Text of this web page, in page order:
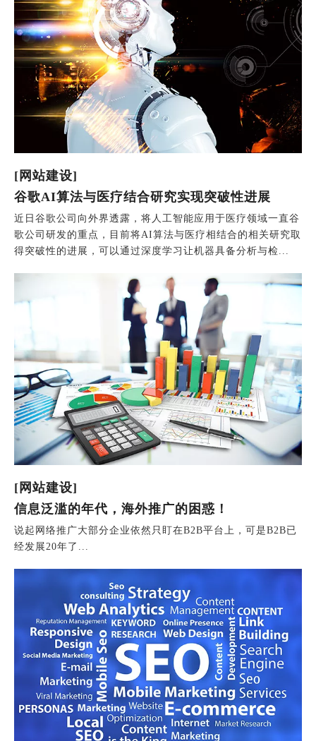
[网站建设]
谷歌AI算法与医疗结合研究实现突破性进展
近日谷歌公司向外界透露，将人工智能应用于医疗领域一直谷
歌公司研发的重点，目前将AI算法与医疗相结合的相关研究取
得突破性的进展，可以通过深度学习让机器具备分析与检...
[网站建设]
信息泛滥的年代，海外推广的困惑！
说起网络推广大部分企业依然只盯在B2B平台上，可是B2B已
经发展20年了...